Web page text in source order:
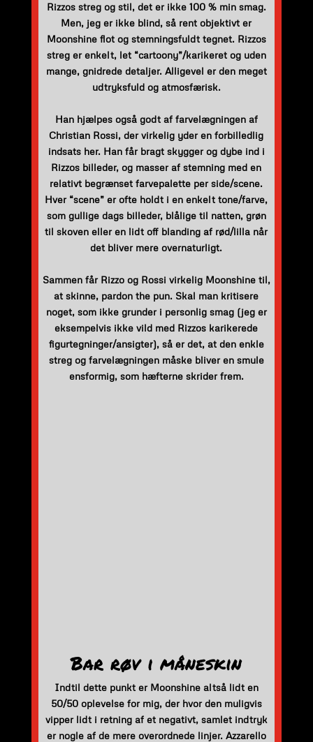
Rizzos streg og stil, det er ikke 100 % min smag.
Men, jeg er ikke blind, så rent objektivt er
Moonshine flot og stemningsfuldt tegnet. Rizzos
streg er enkelt, let “cartoony”/karikeret og uden
mange, gnidrede detaljer. Alligevel er den meget
udtryksfuld og atmosfærisk.
Han hjælpes også godt af farvelægningen af
Christian Rossi, der virkelig yder en forbilledlig
indsats her. Han får bragt skygger og dybe ind i
Rizzos billeder, og masser af stemning med en
relativt begrænset farvepalette per side/scene.
Hver “scene” er ofte holdt i en enkelt tone/farve,
som gullige dags billeder, blålige til natten, grøn
til skoven eller en lidt off blanding af rød/lilla når
det bliver mere overnaturligt.
Sammen får Rizzo og Rossi virkelig Moonshine til,
at skinne, pardon the pun. Skal man kritisere
noget, som ikke grunder i personlig smag (jeg er
eksempelvis ikke vild med Rizzos karikerede
figurtegninger/ansigter), så er det, at den enkle
streg og farvelægningen måske bliver en smule
ensformig, som hæfterne skrider frem.
Bar røv i måneskin
Indtil dette punkt er Moonshine altså lidt en
50/50 oplevelse for mig, der hvor den muligvis
vipper lidt i retning af et negativt, samlet indtryk
er nogle af de mere overordnede linjer. Azzarello